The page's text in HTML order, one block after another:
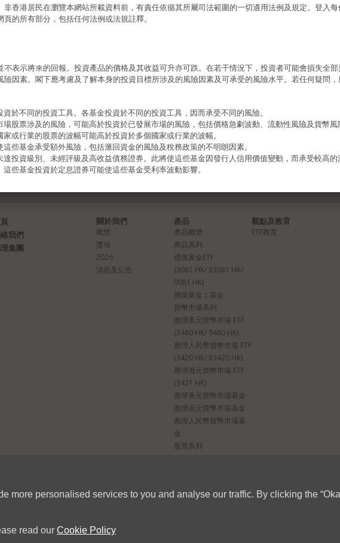
我們
集團
關於我們
概覽
獎項
2026
消息及公告
產品
產品概覽
商品系列
價值黃金ETF
(3081 HK/ 83081 HK/
9081 HK)
價值黃金｜基金
貨幣市場系列
惠理美元貨幣市場 ETF
(3480 HK/ 9480 HK)
惠理人民幣貨幣市場 ETF
(3420 HK/ 83420 HK)
惠理港元貨幣市場 ETF
(3421 HK)
惠理美元貨幣市場基金
惠理港元貨幣市場基金
惠理人民幣貨幣市場基
金
股票系列
觀點及教育
ETF教育
Policy Copyright © 2025惠理基金管理公司。版權所有。
more personalised services to you and analyse our traffic. By clicking the
read our Cookie Policy
非香港居民在瀏覽本網站所載資料前，有責任依循其所屬司法範圍的一切適用法例及規定。登入
的所有部分，包括任何法例或法規註釋。
不表示將來的回報。投資產品的價格及其收益可升亦可跌。在若干情況下，投資者可能會損失全
險因素。閣下應考慮及了解本身的投資目標所涉及的風險因素及可承受的風險水平。若任何疑問
於不同的投資工具。各基金投資於不同的投資工具，因而承受不同的風險。
股票涉及的風險，可能高於投資於已發展市場的風險，包括價格急劇波動、流動性風險及貨幣風
或行業的股票的波幅可能高於投資於多個國家或行業的波幅。
些基金承受額外風險，包括滙回資金的風險及稅務政策的不明朗因素。
投資級別、未經評級及高收益債務證券。此將使這些基金因發行人信用價值變動，而承受較高的
些基金投資於定息證券可能使這些基金受利率波動影響。
回投資者原本投資的一部分或從該原本投資中獲得的任何資本收益，可能導致每股資產淨值即時減
售文件，包括風險因素。閣下不應僅就本資料而做出投資決定。
認許信託基金或任何子基金，亦不保證任何子基金的商業利益或其表現，並不表示子基金適合任何
投資者或某一類別投資者。
應被詮釋為構成招徠要約購買，或構成購買或出售任何證券、商品、投資或從事任何其他交易的建
資建議，亦沒有作為推薦或表示任何顧問產品或服務的適當性或適用性，且並沒有提出或招攬買賣
不作為任何特定交易策略。閣下在作出任何投資決定前，務必先尋求獨立財務和稅務建議。
放或提供予在法律或規例上不容許發放或使用此等資料，或受到法例規管之司法管轄區或國家的任
體是其自行主動接連網站，並負責遵守當地的適用法律和法規。網站不是針對禁止網站的發布或接
其禁止是因為該人士的國籍、居住資格，或是因為其它原因。受到這些限制的人士均不得接連網站。
施，以確保本網站所載資料於發布當日乃屬準確、合時、完整、適合作擬定用途，以及遵從相關及
有可能因惠理無法控制的情況而出現錯誤或遺漏，本集團概不就本網站所載資料的準確性或完整性
及調查，而不依賴於任何在本網站上的資料。任何人士基於本網站上的內容作出的行動，風險將為
該等資料由第三者提供並承擔全部責任，惠理不會對該等資料做任何保證。所有內容可能會在沒